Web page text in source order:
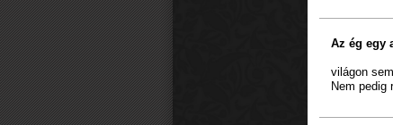
Az ég egy
világon
Nem pedig